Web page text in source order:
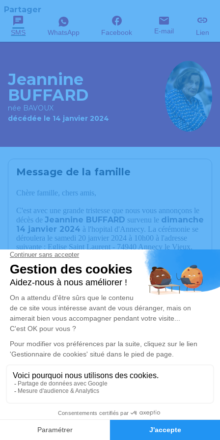
Faire-part Hommages
Partager
SMS WhatsApp Facebook E-mail Lien
Jeannine
BUFFARD
née BAVOUX
décédée le 14 janvier 2024
Message de la famille
Chère famille, chers amis,
C'est avec une grande tristesse que nous vous annonçons le
décès de Jeannine BUFFARD survenu le dimanche
14 janvier 2024 à l'hopital d'Annecy. La cérémonie se
déroulera le samedi 20 janvier 2024 à 10h00 à l'adresse
suivante : Eglise Saint Laurent - 74940 Annecy le Vieux.
Familles BAVOUX, BUFFARD et RANCIEN
Un service de plantation d’arbre hommage est
disponible ici
Je rends hommage
Cérémonie
Eglise Saint Laurent
74940 Annecy le Vieux
Je rends hommage